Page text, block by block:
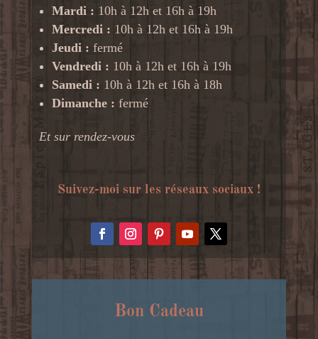
Mardi : 10h à 12h et 16h à 19h
Mercredi : 10h à 12h et 16h à 19h
Jeudi : fermé
Vendredi : 10h à 12h et 16h à 19h
Samedi : 10h à 12h et 16h à 18h
Dimanche : fermé
Et sur rendez-vous
Suivez-moi sur les réseaux sociaux !
Bon Cadeau